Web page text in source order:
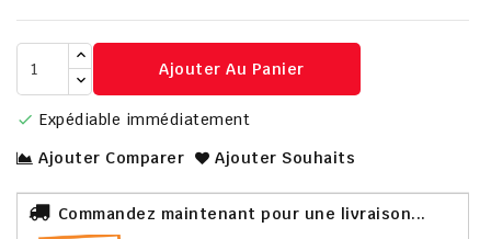
Ajouter Au Panier
 Expédiable immédiatement
Ajouter Comparer
Ajouter Souhaits
Commandez maintenant pour une livraison...